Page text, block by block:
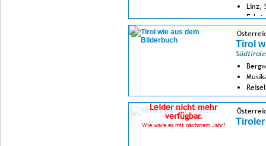
Linz,
Fahrt
Tirol
Leider nicht mehr
verfügbar.
Wie wäre es mit nächstem Jahr?